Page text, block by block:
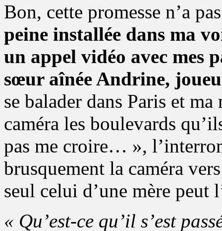
Bon, cette promesse n’a
peine installée dans ma
un appel vidéo avec mes
sœur aînée Andrine,
se balader dans Paris et
caméra les boulevards
pas me croire… »,
brusquement la caméra
seul celui d’une mère peut
« Qu’est-ce qu’il s’est